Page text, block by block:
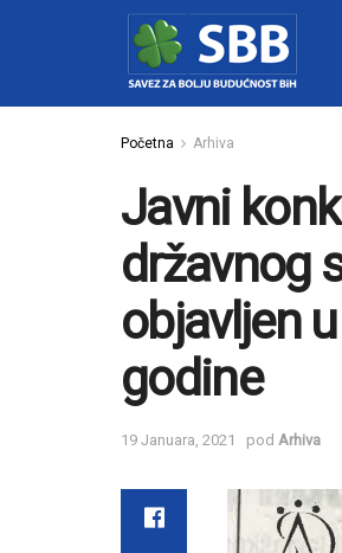
Početna Arhiva
Javni
državnog
objavljen
godine
19 Januara, 2021 pod Arhiva